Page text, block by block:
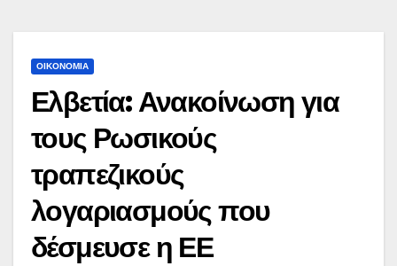
ΟΙΚΟΝΟΜΊΑ
Ελβετία: Ανακοίνωση για
τους Ρωσικούς
τραπεζικούς
λογαριασμούς που
δέσμευσε η ΕΕ